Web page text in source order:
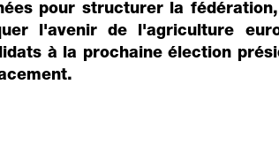
pour structurer la
l'avenir de l'agriculture
à la prochaine élection